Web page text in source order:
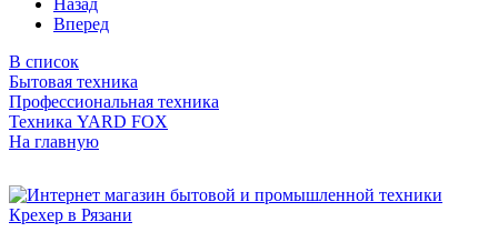
Вперед
В список
Бытовая техника
Профессиональная техника
Техника YARD FOX
На главную